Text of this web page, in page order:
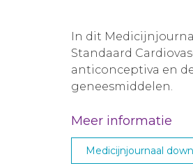
In dit
Standaard
anticonceptiva en
geneesmiddelen.
Meer informatie
Medicijnjournaal